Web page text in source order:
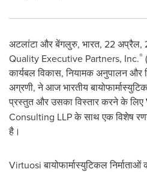
अटलांटा और बेंगलुरु, भारत, 22 अप्रैल,
Quality Executive Partners, Inc.®
कार्यबल विकास, नियामक अनुपालन और
अग्रणी, ने आज भारतीय
प्रस्तुत और उसका विस्तार करने के लिए
Consulting LLP के साथ एक विशेष
है।
Virtuosi बायोफार्मास्युटिकल